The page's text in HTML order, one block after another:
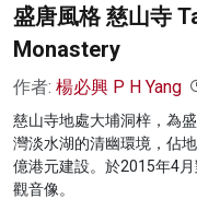
盛唐風格 慈山寺
Monastery
作者: 楊必興 P H Yang
慈山寺地處大埔洞梓，為
灣淡水湖的清幽環境，佔
億港元建設。於2015年4
觀音像。